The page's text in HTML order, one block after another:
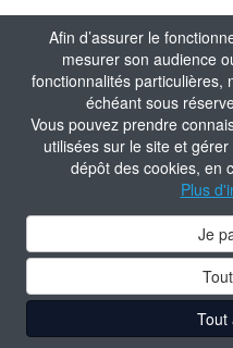
Afin d’assurer le
mesurer son audience
fonctionnalités particulières,
échéant sous
Vous pouvez prendre
utilisées sur le site et
dépôt des cookies, en
Plus
Je
Tout